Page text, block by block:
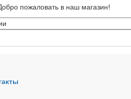
пожаловать в наш магазин!